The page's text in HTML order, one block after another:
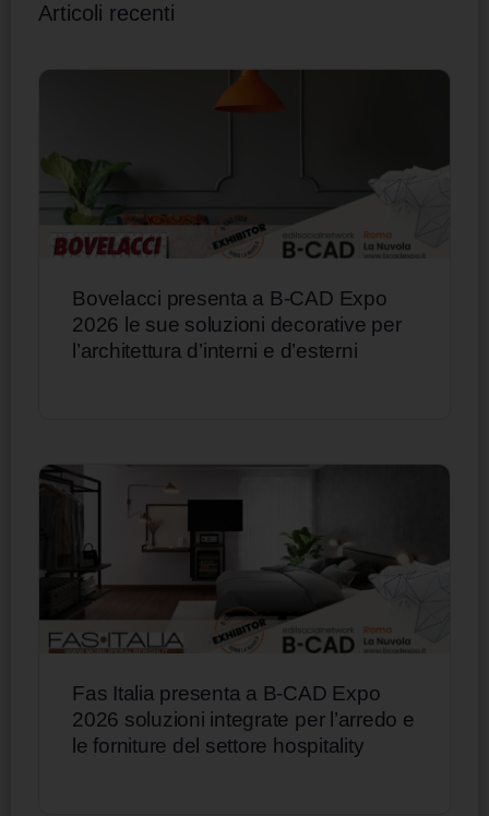
Articoli recenti
Bovelacci presenta a B-CAD Expo
2026 le sue soluzioni decorative per
l’architettura d’interni e d’esterni
Fas Italia presenta a B-CAD Expo
2026 soluzioni integrate per l’arredo e
le forniture del settore hospitality